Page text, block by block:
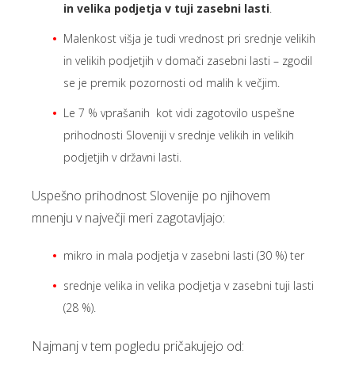
in velika podjetja v tuji zasebni lasti.
Malenkost višja je tudi vrednost pri srednje velikih
in velikih podjetjih v domači zasebni lasti – zgodil
se je premik pozornosti od malih k večjim.
Le 7 % vprašanih kot vidi zagotovilo uspešne
prihodnosti Sloveniji v srednje velikih in velikih
podjetjih v državni lasti.
Uspešno prihodnost Slovenije po njihovem
mnenju v največji meri zagotavljajo:
mikro in mala podjetja v zasebni lasti (30 %) ter
srednje velika in velika podjetja v zasebni tuji lasti
(28 %).
Najmanj v tem pogledu pričakujejo od: